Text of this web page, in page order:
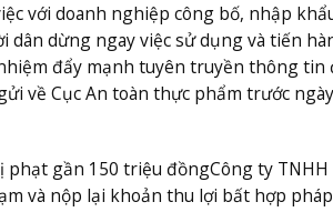
với doanh nghiệp công bố, nhập
dân dừng ngay việc sử dụng và tiến
đẩy mạnh tuyên truyền thông
về Cục An toàn thực phẩm trước
phạt gần 150 triệu đồngCông ty
và nộp lại khoản thu lợi bất hợp